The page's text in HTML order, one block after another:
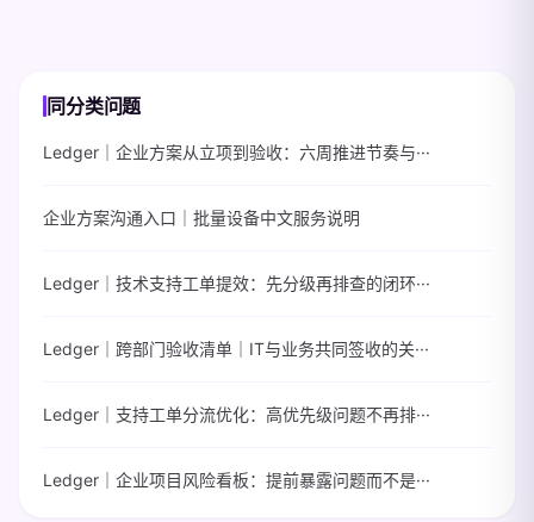
同分类问题
Ledger｜企业方案从立项到验收：六周推进节奏与···
企业方案沟通入口｜批量设备中文服务说明
Ledger｜技术支持工单提效：先分级再排查的闭环···
Ledger｜跨部门验收清单｜IT与业务共同签收的关···
Ledger｜支持工单分流优化：高优先级问题不再排···
Ledger｜企业项目风险看板：提前暴露问题而不是···